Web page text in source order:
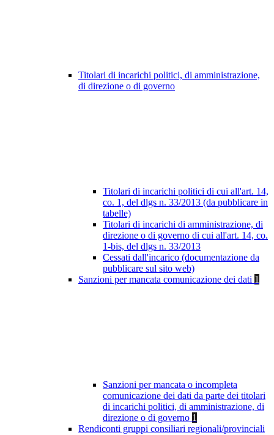
Titolari di incarichi politici, di amministrazione,
di direzione o di governo
Titolari di incarichi politici di cui all'art. 14,
co. 1, del dlgs n. 33/2013 (da pubblicare in
tabelle)
Titolari di incarichi di amministrazione, di
direzione o di governo di cui all'art. 14, co.
1-bis, del dlgs n. 33/2013
Cessati dall'incarico (documentazione da
pubblicare sul sito web)
Sanzioni per mancata comunicazione dei dati 1
Sanzioni per mancata o incompleta
comunicazione dei dati da parte dei titolari
di incarichi politici, di amministrazione, di
direzione o di governo 1
Rendiconti gruppi consiliari regionali/provinciali